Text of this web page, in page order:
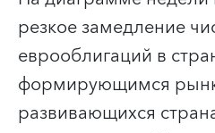
резкое замедление
еврооблигаций в
формирующимся
развивающихся